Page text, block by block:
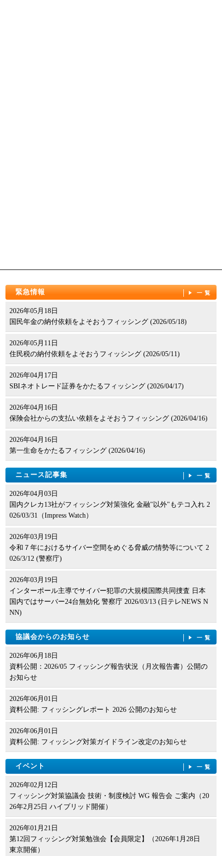
緊急情報 一覧
2026年05月18日
国民年金の納付依頼をよそおうフィッシング (2026/05/18)
2026年05月11日
住民税の納付依頼をよそおうフィッシング (2026/05/11)
2026年04月17日
SBIネオトレード証券をかたるフィッシング (2026/04/17)
2026年04月16日
保険会社からの支払い依頼をよそおうフィッシング (2026/04/16)
2026年04月16日
第一生命をかたるフィッシング (2026/04/16)
ニュース記事集 一覧
2026年04月03日
国内クレカ13社がフィッシング対策強化 金融"以外"もテコ入れ 2
026/03/31（Impress Watch）
2026年03月19日
令和７年におけるサイバー空間をめぐる脅威の情勢等について 2
026/3/12 (警察庁)
2026年03月19日
インターポール主導でサイバー犯罪の大規模国際共同捜査 日本
国内ではサーバー24台無効化 警察庁 2026/03/13 (日テレNEWS N
NN)
協議会からのお知らせ 一覧
2026年06月18日
資料公開：2026/05 フィッシング報告状況（月次報告書）公開の
お知らせ
2026年06月01日
資料公開: フィッシングレポート 2026 公開のお知らせ
2026年06月01日
資料公開: フィッシング対策ガイドライン改定のお知らせ
イベント 一覧
2026年02月12日
フィッシング対策協議会 技術・制度検討 WG 報告会 ご案内（20
26年2月25日 ハイブリッド開催）
2026年01月21日
第12回フィッシング対策勉強会【会員限定】（2026年1月28日
東京開催）